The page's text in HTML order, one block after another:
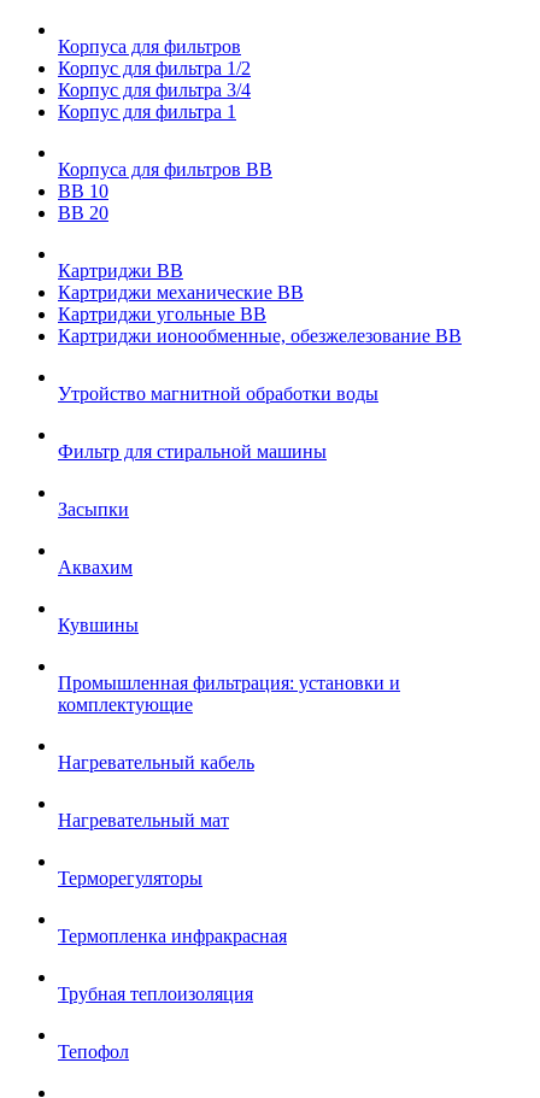
Корпуса для фильтров
Корпус для фильтра 1/2
Корпус для фильтра 3/4
Корпус для фильтра 1
Корпуса для фильтров ВВ
ВВ 10
ВВ 20
Картриджи ВВ
Картриджи механические ВВ
Картриджи угольные ВВ
Картриджи ионообменные, обезжелезование ВВ
Утройство магнитной обработки воды
Фильтр для стиральной машины
Засыпки
Аквахим
Кувшины
Промышленная фильтрация: установки и
комплектующие
Нагревательный кабель
Нагревательный мат
Терморегуляторы
Термопленка инфракрасная
Трубная теплоизоляция
Тепофол